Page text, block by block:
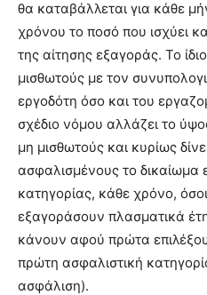
θα καταβάλλεται για κάθε
χρόνου το ποσό που ισχύει
της αίτησης εξαγοράς. Το
μισθωτούς με τον
εργοδότη όσο και του
σχέδιο νόμου αλλάζει το
μη μισθωτούς και κυρίως
ασφαλισμένους το δικαίωμα
κατηγορίας, κάθε χρόνο,
εξαγοράσουν πλασματικά
κάνουν αφού πρώτα
πρώτη ασφαλιστική
ασφάλιση).